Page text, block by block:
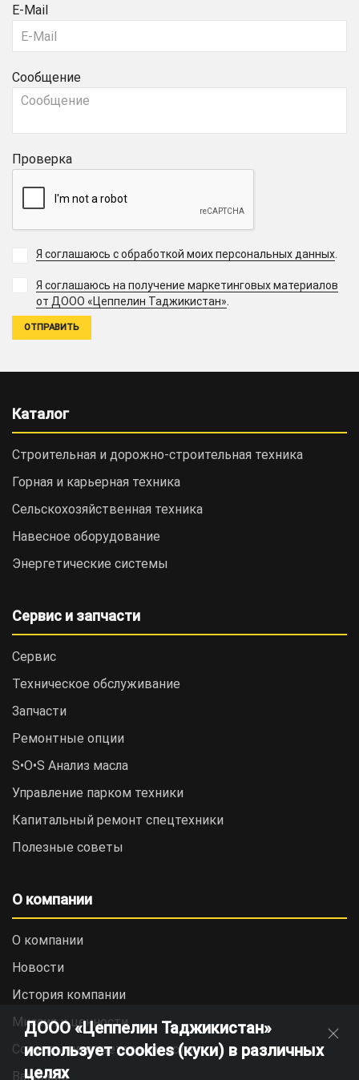
E-Mail
Сообщение
Проверка
Я соглашаюсь с обработкой моих персональных данных.
Я соглашаюсь на получение маркетинговых материалов
от ДООО «Цеппелин Таджикистан».
Каталог
Строительная и дорожно-cтроительная техника
Горная и карьерная техника
Сельскохозяйственная техника
Навесное оборудование
Энергетические системы
Сервис и запчасти
Сервис
Техническое обслуживание
Запчасти
Ремонтные опции
S•O•S Анализ масла
Управление парком техники
Капитальный ремонт спецтехники
Полезные советы
О компании
О компании
Новости
История компании
Миссия и ценности
Социальная ответственность
Вакансии
ДООО «Цеппелин Таджикистан»
использует cookies (куки) в различных
целях